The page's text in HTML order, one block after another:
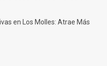
en Los Molles: Atrae Más